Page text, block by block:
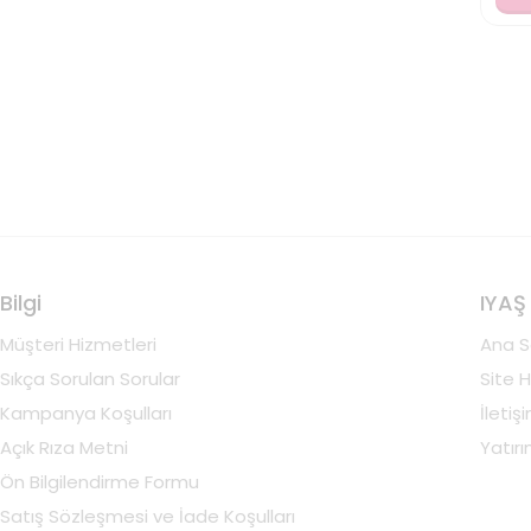
Bilgi
Müşteri Hizmetleri
Sıkça Sorulan Sorular
Kampanya Koşulları
Açık Rıza Metni
Ön Bilgilendirme Formu
Satış Sözleşmesi ve İade Koşulları
IYAŞ
Ana
Site